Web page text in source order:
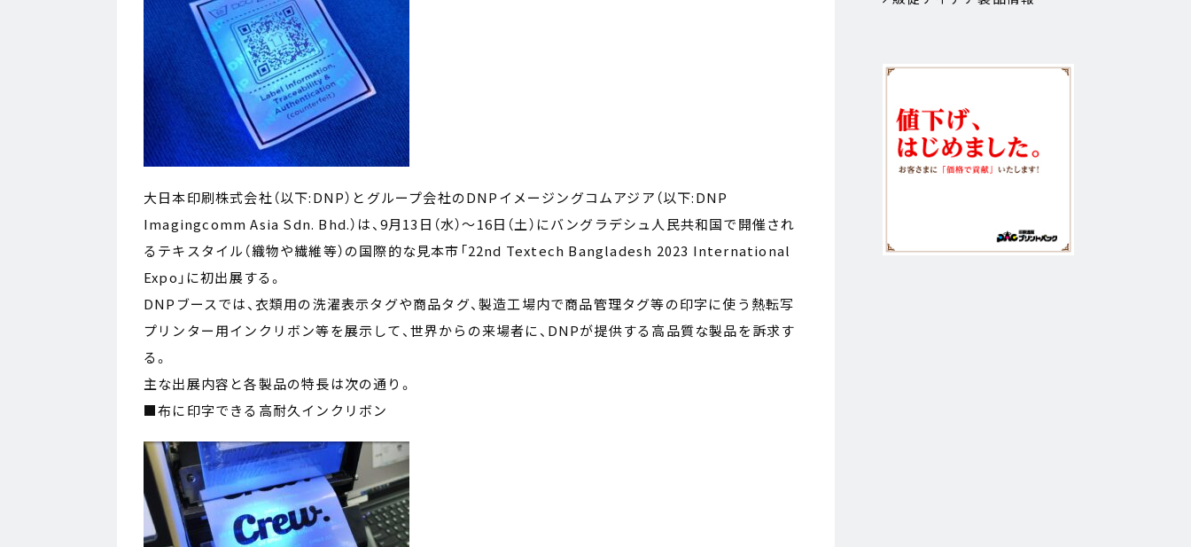
大日本印刷株式会社（以下:DNP）とグループ会社のDNPイメージングコムアジア（以下:DNP
Imagingcomm Asia Sdn. Bhd.）は、9月13日（水）～16日（土）にバングラデシュ人民共和国で開催され
るテキスタイル（織物や繊維等）の国際的な見本市「22nd Textech Bangladesh 2023 International
Expo」に初出展する。
DNPブースでは、衣類用の洗濯表示タグや商品タグ、製造工場内で商品管理タグ等の印字に使う熱転写
プリンター用インクリボン等を展示して、世界からの来場者に、DNPが提供する高品質な製品を訴求す
る。
主な出展内容と各製品の特長は次の通り。
■布に印字できる高耐久インクリボン